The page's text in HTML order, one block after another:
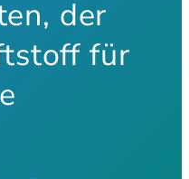
der
für